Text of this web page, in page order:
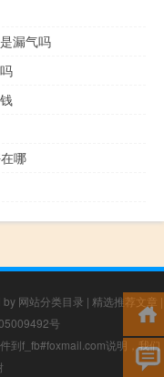
漏气吗
哪
by 网站分类目录 | 精选推荐文章 |
号
到f_fb#foxmail.com说明，我们